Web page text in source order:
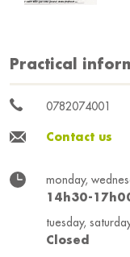
Practical
0782074001
Contact us
monday,
14h30-
tuesday,
Closed